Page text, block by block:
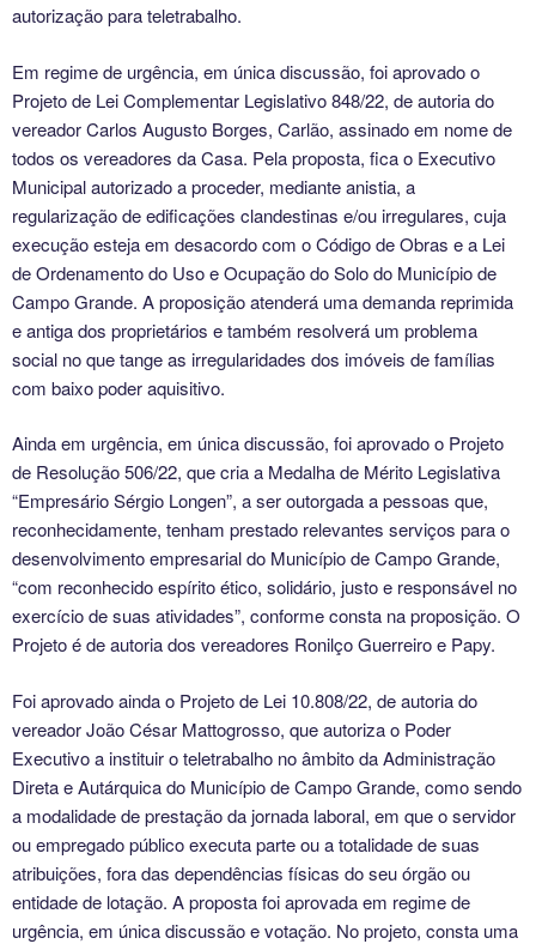
autorização para teletrabalho.
Em regime de urgência, em única discussão, foi aprovado o
Projeto de Lei Complementar Legislativo 848/22, de autoria do
vereador Carlos Augusto Borges, Carlão, assinado em nome de
todos os vereadores da Casa. Pela proposta, fica o Executivo
Municipal autorizado a proceder, mediante anistia, a
regularização de edificações clandestinas e/ou irregulares, cuja
execução esteja em desacordo com o Código de Obras e a Lei
de Ordenamento do Uso e Ocupação do Solo do Município de
Campo Grande. A proposição atenderá uma demanda reprimida
e antiga dos proprietários e também resolverá um problema
social no que tange as irregularidades dos imóveis de famílias
com baixo poder aquisitivo.
Ainda em urgência, em única discussão, foi aprovado o Projeto
de Resolução 506/22, que cria a Medalha de Mérito Legislativa
“Empresário Sérgio Longen”, a ser outorgada a pessoas que,
reconhecidamente, tenham prestado relevantes serviços para o
desenvolvimento empresarial do Município de Campo Grande,
“com reconhecido espírito ético, solidário, justo e responsável no
exercício de suas atividades”, conforme consta na proposição. O
Projeto é de autoria dos vereadores Ronilço Guerreiro e Papy.
Foi aprovado ainda o Projeto de Lei 10.808/22, de autoria do
vereador João César Mattogrosso, que autoriza o Poder
Executivo a instituir o teletrabalho no âmbito da Administração
Direta e Autárquica do Município de Campo Grande, como sendo
a modalidade de prestação da jornada laboral, em que o servidor
ou empregado público executa parte ou a totalidade de suas
atribuições, fora das dependências físicas do seu órgão ou
entidade de lotação. A proposta foi aprovada em regime de
urgência, em única discussão e votação. No projeto, consta uma